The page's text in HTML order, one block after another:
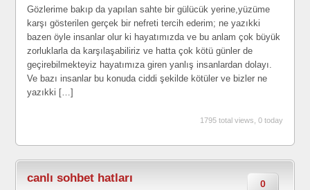
Gözlerime bakıp da yapılan sahte bir gülücük yerine,yüzüme
karşı gösterilen gerçek bir nefreti tercih ederim; ne yazıkki
bazen öyle insanlar olur ki hayatımızda ve bu anlam çok büyük
zorluklarla da karşılaşabiliriz ve hatta çok kötü günler de
geçirebilmekteyiz hayatımıza giren yanlış insanlardan dolayı.
Ve bazı insanlar bu konuda ciddi şekilde kötüler ve bizler ne
yazıkki […]
1795 total views, 0 today
0
canlı sohbet hatları